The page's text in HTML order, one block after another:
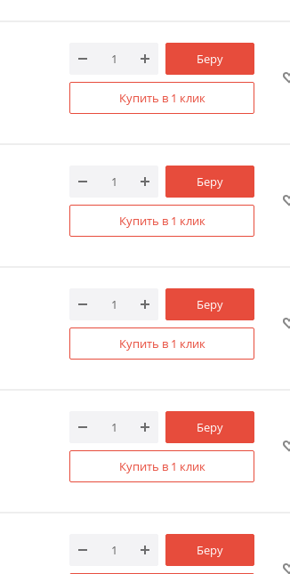
Беру
Купить в 1 клик
Беру
Купить в 1 клик
Беру
Купить в 1 клик
Беру
Купить в 1 клик
Беру